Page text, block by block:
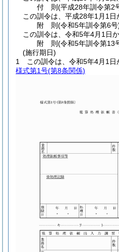
付 則(平成28年訓令第2
この訓令は、平成28年1月1日
附 則(令和5年訓令第6号
この訓令は、令和5年4月1日
附 則(令和5年訓令第13
(施行期日)
1
この訓令は、令和5年4月1日
様式第1号(第8条関係)